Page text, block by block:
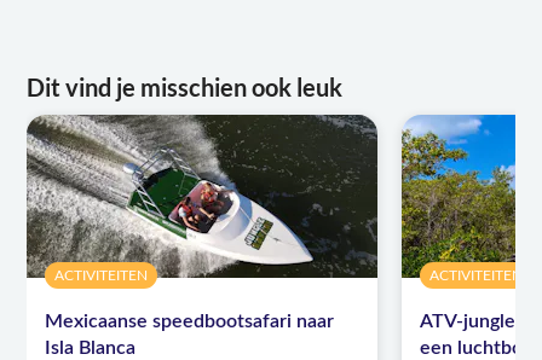
Dit vind je misschien ook leuk
ACTIVITEITEN
Mexicaanse speedbootsafari naar
Isla Blanca
ACTIVITEITEN
ATV-
een luchtboot